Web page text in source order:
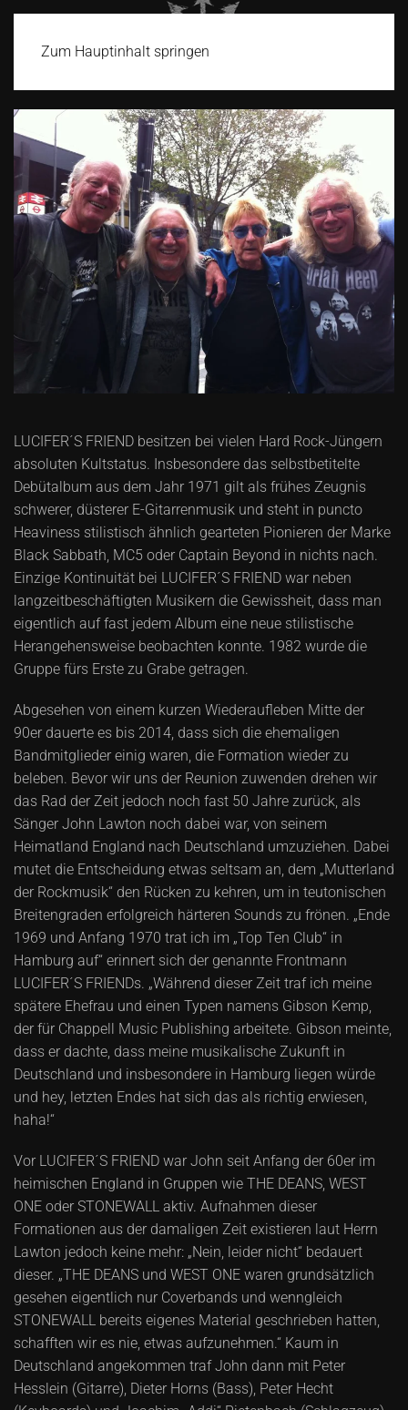
Zum Hauptinhalt springen
LUCIFER´S FRIEND besitzen bei vielen Hard Rock-Jüngern
absoluten Kultstatus. Insbesondere das selbstbetitelte
Debütalbum aus dem Jahr 1971 gilt als frühes Zeugnis
schwerer, düsterer E-Gitarrenmusik und steht in puncto
Heaviness stilistisch ähnlich gearteten Pionieren der Marke
Black Sabbath, MC5 oder Captain Beyond in nichts nach.
Einzige Kontinuität bei LUCIFER´S FRIEND war neben
langzeitbeschäftigten Musikern die Gewissheit, dass man
eigentlich auf fast jedem Album eine neue stilistische
Herangehensweise beobachten konnte. 1982 wurde die
Gruppe fürs Erste zu Grabe getragen.
Abgesehen von einem kurzen Wiederaufleben Mitte der
90er dauerte es bis 2014, dass sich die ehemaligen
Bandmitglieder einig waren, die Formation wieder zu
beleben. Bevor wir uns der Reunion zuwenden drehen wir
das Rad der Zeit jedoch noch fast 50 Jahre zurück, als
Sänger John Lawton noch dabei war, von seinem
Heimatland England nach Deutschland umzuziehen. Dabei
mutet die Entscheidung etwas seltsam an, dem „Mutterland
der Rockmusik“ den Rücken zu kehren, um in teutonischen
Breitengraden erfolgreich härteren Sounds zu frönen. „Ende
1969 und Anfang 1970 trat ich im „Top Ten Club“ in
Hamburg auf“ erinnert sich der genannte Frontmann
LUCIFER´S FRIENDs. „Während dieser Zeit traf ich meine
spätere Ehefrau und einen Typen namens Gibson Kemp,
der für Chappell Music Publishing arbeitete. Gibson meinte,
dass er dachte, dass meine musikalische Zukunft in
Deutschland und insbesondere in Hamburg liegen würde
und hey, letzten Endes hat sich das als richtig erwiesen,
haha!“
Vor LUCIFER´S FRIEND war John seit Anfang der 60er im
heimischen England in Gruppen wie THE DEANS, WEST
ONE oder STONEWALL aktiv. Aufnahmen dieser
Formationen aus der damaligen Zeit existieren laut Herrn
Lawton jedoch keine mehr: „Nein, leider nicht“ bedauert
dieser. „THE DEANS und WEST ONE waren grundsätzlich
gesehen eigentlich nur Coverbands und wenngleich
STONEWALL bereits eigenes Material geschrieben hatten,
schafften wir es nie, etwas aufzunehmen.“ Kaum in
Deutschland angekommen traf John dann mit Peter
Hesslein (Gitarre), Dieter Horns (Bass), Peter Hecht